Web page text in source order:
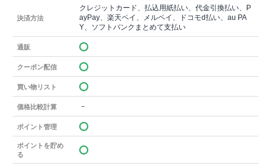
決済方法
クレジットカード、払込用紙払い、代金引換払い、P
ayPay、楽天ペイ、メルペイ、ドコモd払い、au PA
Y、ソフトバンクまとめて支払い
通販
クーポン配信
買い物リスト
価格比較計算 －
ポイント管理
ポイントを貯め
る